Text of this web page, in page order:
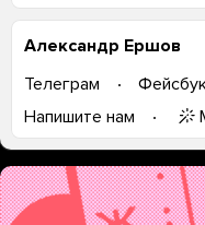
Александр Ершов
Телеграм
Напишите нам